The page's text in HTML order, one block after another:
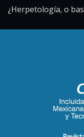
¿Herpetología, o